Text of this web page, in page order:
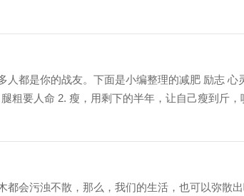
都是你的战友。下面是小编整理的减肥 励志 心
粗要人命 2. 瘦，用剩下的半年，让自己瘦到斤，
会污浊不散，那么，我们的生活，也可以弥散